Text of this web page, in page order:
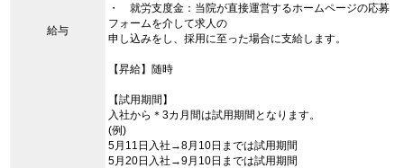
給与
・ 就労支度金：当院が直接運営するホームページの応募
フォームを介して求人の
申し込みをし、採用に至った場合に支給します。
【昇給】随時
【試用期間】
入社から＊3カ月間は試用期間となります。
(例)
5月11日入社→8月10日までは試用期間
5月20日入社→9月10日までは試用期間